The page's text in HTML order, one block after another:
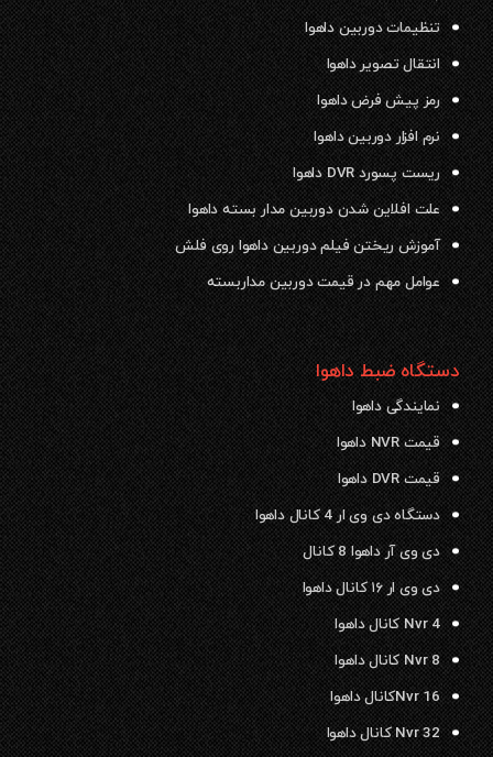
تنظیمات دوربین داهوا
انتقال تصویر داهوا
رمز پیش فرض داهوا
نرم افزار دوربین داهوا
ریست پسورد DVR داهوا
علت افلاین شدن دوربین مدار بسته داهوا
آموزش ریختن فیلم دوربین داهوا روی فلش
عوامل مهم در قیمت دوربین مداربسته
دستگاه ضبط داهوا
نمایندگی داهوا
قیمت NVR داهوا
قیمت DVR داهوا
دستگاه دی وی ار 4 کانال داهوا
دی وی آر داهوا 8 کانال
دی وی ار ۱۶ کانال داهوا
Nvr 4 کانال داهوا
Nvr 8 کانال داهوا
Nvr 16کانال داهوا
Nvr 32 کانال داهوا